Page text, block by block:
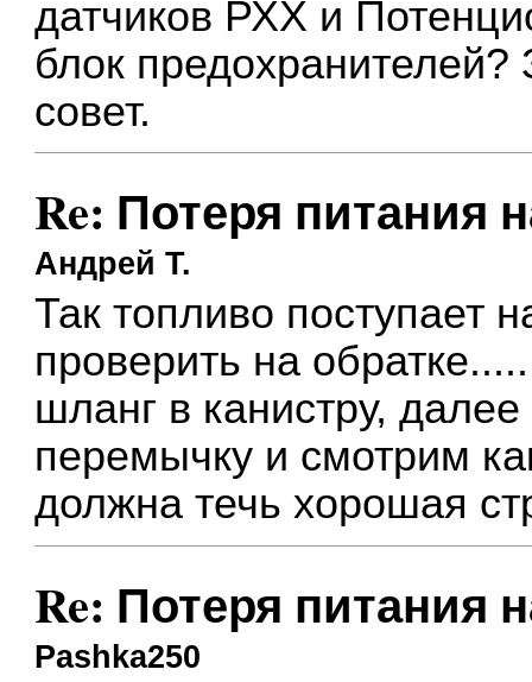
датчиков РХХ и
блок
совет.
Re: Потеря питания
Андрей Т.
Так топливо поступает
проверить на
шланг в канистру,
перемычку и смотрим
должна течь хорошая
Re: Потеря питания
Pashka250